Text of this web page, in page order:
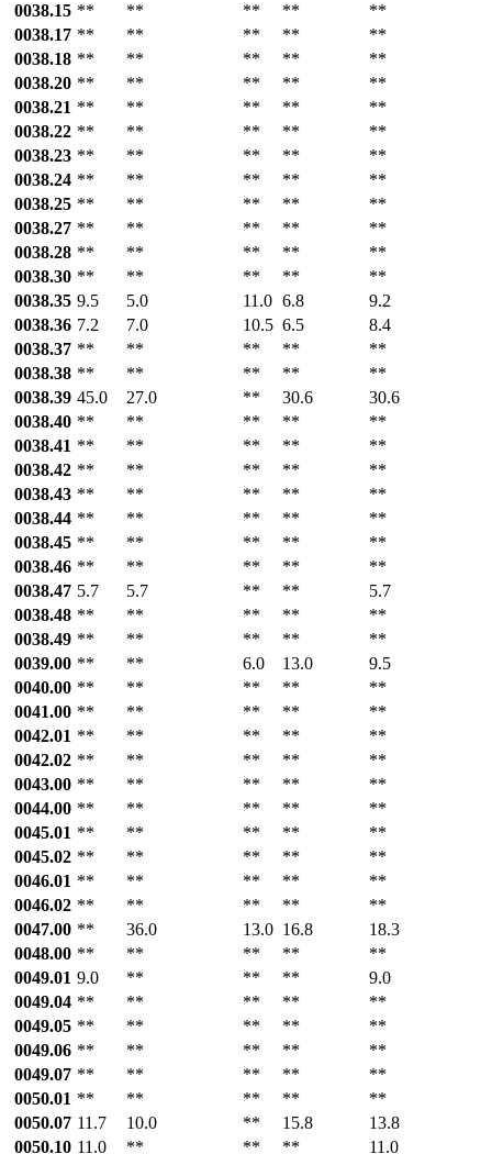
0038.15 ** ** ** **
**
0038.17 ** ** ** **
**
0038.18 ** ** ** **
**
0038.20 ** ** ** **
**
0038.21 ** ** ** **
**
0038.22 ** ** ** **
**
0038.23 ** ** ** **
**
0038.24 ** ** ** **
**
0038.25 ** ** ** **
**
0038.27 ** ** ** **
**
0038.28 ** ** ** **
**
0038.30 ** ** ** **
**
0038.35 9.5 5.0 11.0 6.8
9.2
0038.36 7.2 7.0 10.5 6.5
8.4
0038.37 ** ** ** **
**
0038.38 ** ** ** **
**
0038.39 45.0 27.0 ** 30.6
30.6
0038.40 ** ** ** **
**
0038.41 ** ** ** **
**
0038.42 ** ** ** **
**
0038.43 ** ** ** **
**
0038.44 ** ** ** **
**
0038.45 ** ** ** **
**
0038.46 ** ** ** **
**
0038.47 5.7 5.7 ** **
5.7
0038.48 ** ** ** **
**
0038.49 ** ** ** **
**
0039.00 ** ** 6.0 13.0
9.5
0040.00 ** ** ** **
**
0041.00 ** ** ** **
**
0042.01 ** ** ** **
**
0042.02 ** ** ** **
**
0043.00 ** ** ** **
**
0044.00 ** ** ** **
**
0045.01 ** ** ** **
**
0045.02 ** ** ** **
**
0046.01 ** ** ** **
**
0046.02 ** ** ** **
**
0047.00 ** 36.0 13.0 16.8
18.3
0048.00 ** ** ** **
**
0049.01 9.0 ** ** **
9.0
0049.04 ** ** ** **
**
0049.05 ** ** ** **
**
0049.06 ** ** ** **
**
0049.07 ** ** ** **
**
0050.01 ** ** ** **
**
0050.07 11.7 10.0 ** 15.8
13.8
0050.10 11.0 ** ** ** 11.0